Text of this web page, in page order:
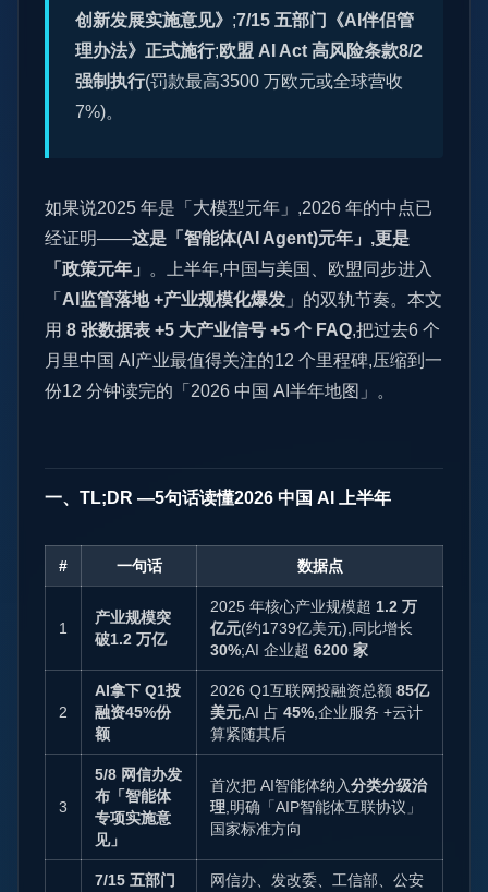
创新发展实施意见》 ;7/15 五部门《AI伴侣管
理办法》正式施行;欧盟 AI Act 高风险条款8/2
强制执行(罚款最高3500 万欧元或全球营收
7%)。
如果说2025 年是「大模型元年」,2026 年的中点已
经证明——这是「智能体(AI Agent)元年」,更是
「政策元年」
。上半年,中国与美国、欧盟同步进入
「 AI监管落地 +产业规模化爆发 」的双轨节奏。本文
用 8 张数据表 +5 大产业信号 +5 个 FAQ,把过去6 个
月里中国 AI产业最值得关注的12 个里程碑,压缩到一
份12 分钟读完的「2026 中国 AI半年地图」。
一、TL;DR —5句话读懂2026 中国 AI 上半年
# 一句话 数据点
1
产业规模突
破1.2 万亿
2025 年核心产业规模超 1.2 万
亿元(约1739亿美元),同比增长
30%;AI 企业超 6200 家
2
AI拿下 Q1投
融资45%份
额
2026 Q1互联网投融资总额 85亿
美元 ,AI 占 45% ,企业服务 +云计
算紧随其后
3
5/8 网信办发
布「智能体
专项实施意
见」
首次把 AI智能体纳入分类分级治
理 ,明确「AIP智能体互联协议」
国家标准方向
7/15 五部门
网信办、发改委、工信部、公安